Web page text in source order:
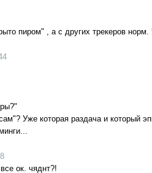
пиром" , а с других трекеров
Уже которая раздача и который
ок. чяднт?!